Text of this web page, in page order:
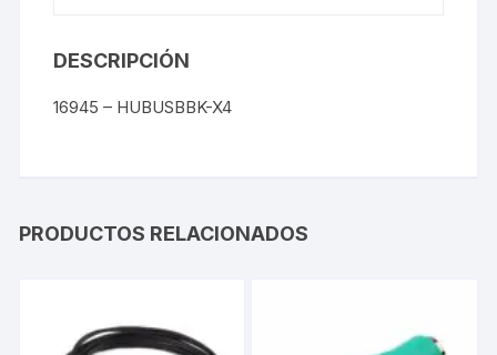
DESCRIPCIÓN
16945 – HUBUSBBK-X4
PRODUCTOS RELACIONADOS